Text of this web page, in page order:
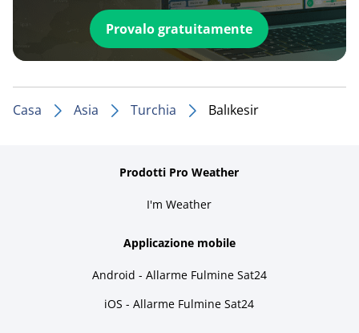
Provalo gratuitamente
Casa Asia Turchia Balıkesir
Prodotti Pro Weather
I'm Weather
Applicazione mobile
Android - Allarme Fulmine Sat24
iOS - Allarme Fulmine Sat24